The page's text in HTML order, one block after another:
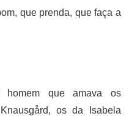
que prenda, que faça a
que amava os
os da Isabela